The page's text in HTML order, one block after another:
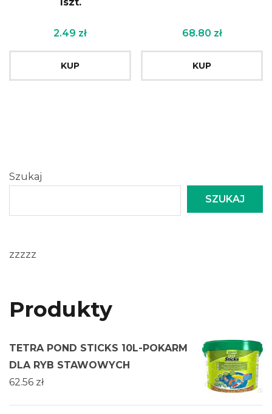
1szt.
2.49 zł
KUP
68.80 zł
KUP
Szukaj
SZUKAJ
zzzzz
Produkty
TETRA POND STICKS 10L-POKARM
DLA RYB STAWOWYCH
62.56 zł